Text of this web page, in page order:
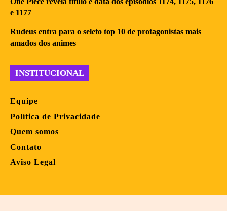
e 1177
Rudeus entra para o seleto top 10 de protagonistas mais
amados dos animes
INSTITUCIONAL
Equipe
Política de Privacidade
Quem somos
Contato
Aviso Legal